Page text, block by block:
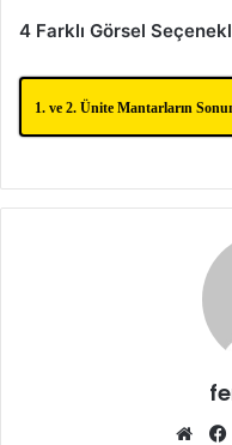
4 Farklı Görsel
1. ve 2. Ünite Mantarların
Web